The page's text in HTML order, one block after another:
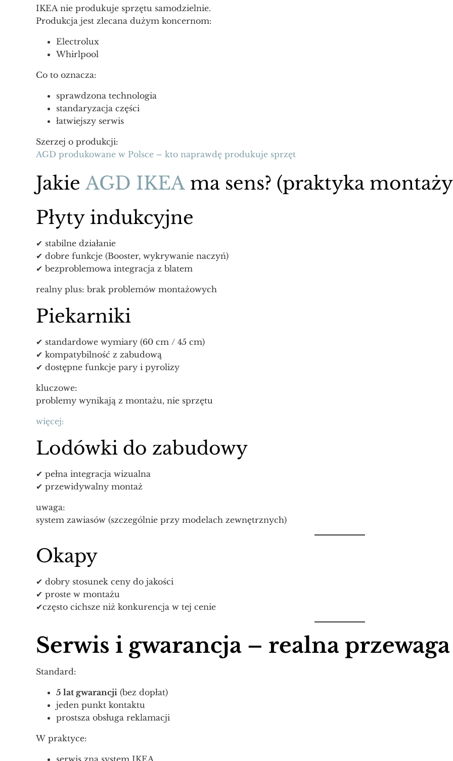
IKEA nie produkuje sprzętu samodzielnie.
Produkcja jest zlecana dużym koncernom:
Electrolux
Whirlpool
Co to oznacza:
sprawdzona technologia
standaryzacja części
łatwiejszy serwis
Szerzej o produkcji:
AGD produkowane w Polsce – kto naprawdę produkuje sprzęt
JakieAGD IKEAma sens? (praktyka
Płyty indukcyjne
✔ stabilne działanie
✔ dobre funkcje (Booster, wykrywanie naczyń)
✔ bezproblemowa integracja z blatem
realny plus: brak problemów montażowych
Piekarniki
✔ standardowe wymiary (60 cm / 45 cm)
✔ kompatybilność z zabudową
✔ dostępne funkcje pary i pyrolizy
kluczowe:
problemy wynikają z montażu, nie sprzętu
więcej:
Lodówki do zabudowy
✔ pełna integracja wizualna
✔ przewidywalny montaż
uwaga:
system zawiasów (szczególnie przy modelach zewnętrznych)
Okapy
✔ dobry stosunek ceny do jakości
✔ proste w montażu
✔często cichsze niż konkurencja w tej cenie
Serwis i gwarancja – realna
Standard:
5 lat gwarancji (bez dopłat)
jeden punkt kontaktu
prostsza obsługa reklamacji
W praktyce:
serwis zna system IKEA